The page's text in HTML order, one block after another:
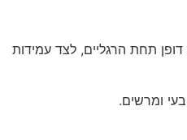
תחת הרגליים, לצד עמידות
ומרשים.